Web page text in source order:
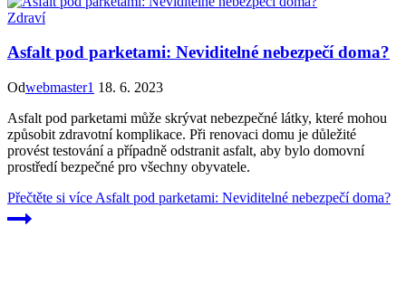
Zdraví
Asfalt pod parketami: Neviditelné nebezpečí doma?
Odwebmaster1 18. 6. 2023
Asfalt pod parketami může skrývat nebezpečné látky, které mohou
způsobit zdravotní komplikace. Při renovaci domu je důležité
provést testování a případně odstranit asfalt, aby bylo domovní
prostředí bezpečné pro všechny obyvatele.
Přečtěte si více Asfalt pod parketami: Neviditelné nebezpečí doma?